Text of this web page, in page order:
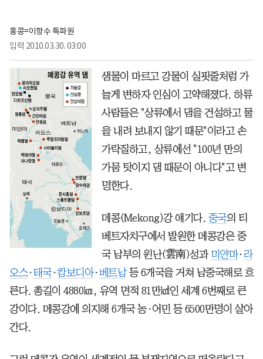
홍콩=이항수 특파원
입력 2010.03.30. 03:00
샘물이 마르고 강물이 실핏줄처럼 가
늘게 변하자 인심이 고약해졌다. 하류
사람들은 "상류에서 댐을 건설하고 물
을 내려 보내지 않기 때문"이라고 손
가락질하고, 상류에선 "100년 만의
가뭄 탓이지 댐 때문이 아니다"고 변
명한다.
메콩(Mekong)강 얘기다. 중국의 티
베트자치구에서 발원한 메콩강은 중
국 남부의 윈난(雲南)성과 미얀마·라
오스·태국·캄보디아·베트남등 6개국을 거쳐 남중국해로 흐
른다. 총길이 4880㎞, 유역 면적 81만㎢인 세계 6번째로 큰
강이다. 메콩강에 의지해 6개국 농·어민 등 6500만명이 살아
간다.